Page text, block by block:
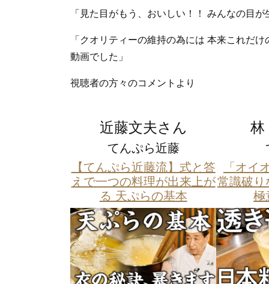
「見た目がもう、おいしい！！ みんなの目
「クオリティーの維持の為には 本来これだ
動画でした」
視聴者の方々のコメントより
近藤文夫さん
てんぷら近藤
【てんぷら近藤流】式と答
えで一つの料理が出来上が
る 天ぷらの基本
林
「オイ
常識破り
極